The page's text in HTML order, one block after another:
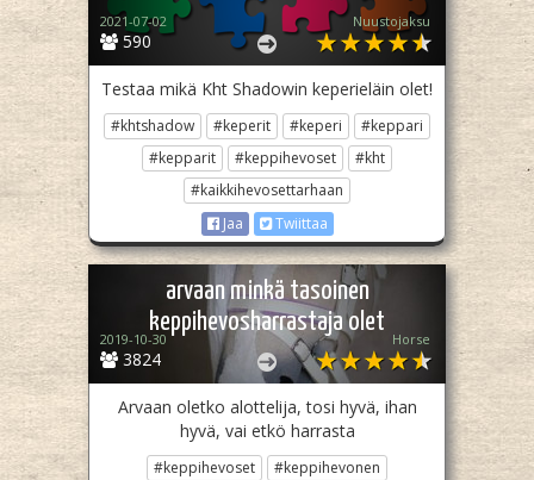
590
2021-07-02 Nuustojaksu
Testaa mikä Kht Shadowin keperieläin olet!
#khtshadow #keperit #keperi
#keppari
#kepparit
#keppihevoset
#kht
#kaikkihevosettarhaan
Jaa
Twiittaa
arvaan minkä tasoinen
keppihevosharrastaja olet
3824
2019-10-30 Horse
Arvaan oletko alottelija, tosi hyvä, ihan
hyvä, vai etkö harrasta
#keppihevoset
#keppihevonen